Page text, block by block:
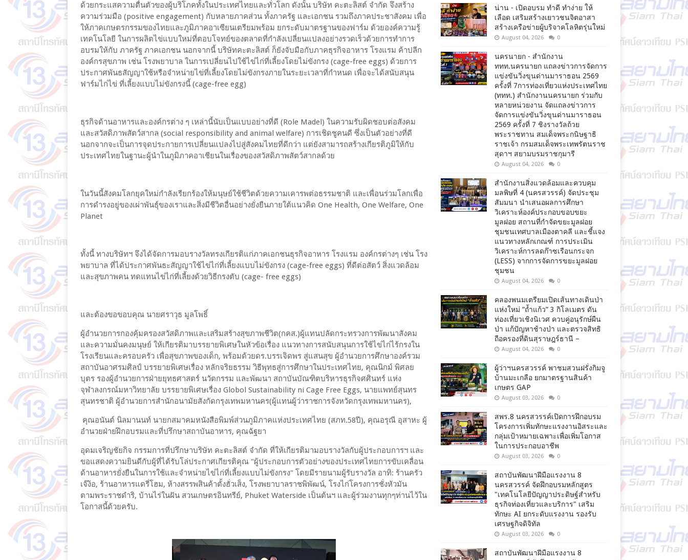
ด้วยกระแสความตื่นตัวของผู้บริโภคทั้งในประเทศไทยและทั่วโลก ดังนั้น บริษัท คะตะลิสต์ จำกัด จึงสร้าง
ความร่วมมือ (positive engagement) กับหลายภาคส่วน ทั้งภาครัฐ และเอกชน รวมถึงภาคประชาสังคม เพื่อ
ให้ภาคเกษตรกรรมของไทยและภูมิภาคอาเซียนเตรียมพร้อม ยกระดับมาตรฐานของฟาร์ม ด้วยองค์ความรู้
เทคโนโลยี ในการผลิตไข่แบบใหม่ที่ตอบโจทย์ของตลาดที่กำลังเปลี่ยนแปลงอย่างรวดเร็วด้วยการทำการ
อบรมให้กับ ภาครัฐ ภาคเอกชน นอกจากนี้ บริษัทคะตะลิสต์ ก็ยังจับมือกับภาคธุรกิจอาหาร โรงแรม ค้าปลีก
องค์กรสุขภาพ เช่น โรงพยาบาล ในการเปลี่ยนไปใช้ไข่ไก่ที่เลี้ยงโดยไม่ขังกรง (cage-free eggs) ด้วยการ
ประกาศพันธสัญญาใช้หรือจำหน่ายไข่ที่เลี้ยงโดยไม่ขังกรงภายในระยะเวลาที่กำหนด เพื่อจะได้สนับสนุน
ฟาร์มไก่ไข่ ที่เลี้ยงแบบไม่ขังกรงนี้ (cage-free egg)
ธุรกิจด้านอาหารและองค์กรต่าง ๆ เหล่านี้นับเป็นแบบอย่างที่ดี (Role Madel) ในความรับผิดชอบต่อสังคม
และสวัสดิภาพสัตว์สากล (social responsibility and animal welfare) การเชิดชูคนดี ซึ่งเป็นตัวอย่างที่ดี
นอกจากจะเป็นการจุดประกายการเปลี่ยนแปลงไปสู่สังคมไทยที่ดีกว่า แต่ยังสามารถสร้างเกียรติภูมิให้กับ
ประเทศไทยในฐานะผู้นำในภูมิภาคอาเชียนในเรื่องของสวัสดิภาพสัตว์สากลด้วย
ในวันนี้สังคมโลกยุคใหม่กำลังเรียกร้องให้มนุษย์ใช้ชีวิตด้วยความเคารพต่อธรรมชาติ และเพื่อนร่วมโลกเพื่อ
การดำรงอยู่ของเผ่าพันธุ์ของเราและสิ่งมีชีวิตอื่นอย่างยั่งยืนภายใต้แนวคิด One Health, One Welfare, One
Planet
ทั้งนี้ ทางบริษัทฯ จึงได้จัดการมอบรางวัลทรงเกียรติแก่ภาคเอกชนธุรกิจอาหาร โรงแรม องค์กรต่างๆ เช่น โรง
พยาบาล ที่ได้ประกาศพันธะสัญญาใช้ไข่ไก่ที่เลี้ยงแบบไม่ขังกรง (cage-free eggs) ที่ดีต่อสัตว์ สิ่งแวดล้อม
และสุขภาพคน ทดแทนไข่ไก่ที่เลี้ยงด้วยวิธีกรงตับ (cage- free eggs)
และต้องขอขอบคุณ นายศราวุธ มูลโพธิ์
ผู้อำนวยการกองคุ้มครองสวัสดิภาพและเสริมสร้างสุขภาพชีวิต(กคส.)ผู้แทนปลัดกระทรวงการพัฒนาสังคม
และความมั่นคงมนุษย์ ให้เกียรติมาบรรยายพิเศษในหัวข้อเรื่อง แนวทางการสนับสนุนการใช้ไข่ไก่ไร้กรงใน
โรงเรียนและครอบครัว เพื่อสุขภาพของเด็ก, พร้อมด้วยดร.บรรเจิดพร สู่แสนสุข ผู้อำนวยการศึกษาองค์รวม
สถาบันอาศรมศิลป์ บรรยายพิเศษเรื่อง หลักจริยธรรม วิธีพุทธสู่การศึกษาในประเทศไทย, คุณนิกม์ พิศลย
บุตร รองผู้อำนวยการฝ่ายยุทธศาสตร์ นวัตกรรม และพัฒนา สถาบันบัณฑิตบริหารธุรกิจศศินทร์ แห่ง
จุฬาลงกรณ์มหาวิทยาลัย บรรยายพิเศษเรื่อง Globol Sustainability ni Cage Free Eggs, นายแพทย์สุนทร
สุนทรชาติ ผู้อำนวยการสำนักอนามัยสังกัดกรุงเทพมหานคร(ผู้แทนผู้ว่าราชการจังหวัดกรุงเทพมหานคร),
คุณอนันต์ นิลมานนท์ นายกสมาคมหนังสือพิมพ์ส่วนภูมิภาคแห่งประเทศไทย (สภท.58ปี), คุณอรุณี อุสาหะ ผู้
อำนวยฝ่ายฝึกอบรมและที่ปรึกษาสถาบันอาหาร, คุณฉัฐยา
อุดมเจริญชัยกิจ กรรมการที่ปรึกษาบริษัท คะตะลิสต์ จำกัด ที่ให้เกียรติมามอบรางวัลกับผู้ประกอบการฯ และ
ขอแสดงความยินดีกับผู้ที่ได้รับโล่ประกาศเกียรติคุณ "ผู้ประกอบการตัวอย่างของประเทศไทยการขับเคลื่อน
ด้านอาหารยั่งยืนในการใช้และจำหน่ายไข่ไก่ที่เลี้ยงแบบไม่ขังกรง" โดยมีรายนามผู้รับรางวัล อาทิ: ร้านครัว
เจ๊ง้อ, ร้านอาหารแดรี่โฮม, ห้างสรรพสินค้าตั้งฮั่วเส็ง, โรงพยาบาลราชพิพัฒน์, โรงไก่โครงการชั่งหัวมัน
ตามพระราชดำริ, บ้านไร่ในฝัน สวนเกษตรอินทรีย์, Phuket Waterside เป็นต้นฯ และผู้ร่วมงานทุกๆท่านไว้ใน
โอกาสนี้ด้วยครับ.
น่าน - เปิดอบรม ทำดี ทำง่าย ให้
เลือด เสริมสร้างเยาวชนจิตอาสา
สร้างเครือข่ายผู้บริจาคโลหิตรุ่นใหม่
August 04, 2026 0
นครนายก - สำนักงาน
ททท.นครนายก แถลงข่าวการจัดการ
แข่งขันวิ่งขุนด่านมาราธอน 2569
ครั้งที่ 7การท่องเที่ยวแห่งประเทศไทย
(ททท.) สำนักงานนครนายก ร่วมกับ
หลายหน่วยงาน จัดแถลงข่าวการ
จัดการแข่งขันวิ่งขุนด่านมาราธอน
2569 ครั้งที่ 7 ชิงรางวัลถ้วย
พระราชทาน สมเด็จพระกนิษฐาธิ
ราชเจ้า กรมสมเด็จพระเทพรัตนราช
สุดาฯ สยามบรมราชกุมารี
August 04, 2026 0
สำนักงานสิ่งแวดล้อมและควบคุม
มลพิษที่ 4 (นครสวรรค์) จัดประชุม
สัมมนา นำเสนอผลการศึกษา
วิเคราะห์องค์ประกอบขอบขยะ
มูลฝอย สถานที่กำจัดขยะมูลฝอย
ชุมชนเทศบาลเมืองตาคลี และชี้แจง
แนวทางหลักเกณฑ์ การประเมิน
วิเคราะห์การลดก๊าซเรือนกระจก
(LESS) จากการจัดการขยะมูลฝอย
ชุมชน
August 04, 2026 0
คลองพนมเตรียมเปิดเส้นทางเดินป่า
แห่งใหม่ “ถ้ำแก้ว” 3 กิโลเมตร ดัน
ท่องเที่ยวเชิงนิเวศ ควบคู่อนุรักษ์ผืน
ป่า แก้ปัญหาช้างป่า และตรวจสิทธิ
ถือครองที่ดินสุราษฎร์ธานี –
August 04, 2026 0
ผู้ว่าฯนครสวรรค์ พาชมสวนฝรั่งกิมจู
บ้านมะเกลือ ยกมาตรฐานสินค้า
เกษตร GAP
August 03, 2026 0
สพร.8 นครสวรรค์เปิดการฝึกอบรม
โครงการเพิ่มทักษะแรงงานอิสระและ
กลุ่มเป้าหมายเฉพาะเพื่อเพิ่มโอกาส
ในการประกอบอาชีพ
August 03, 2026 0
สถาบันพัฒนาฝีมือแรงงาน 8
นครสวรรค์ จัดฝึกอบรมหลักสูตร
"เทคโนโลยีปัญญาประดิษฐ์สำหรับ
ธุรกิจท่องเที่ยวและบริการ" เสริม
ทักษะ AI ยกระดับแรงงาน รองรับ
เศรษฐกิจดิจิทัล
August 03, 2026 0
สถาบันพัฒนาฝีมือแรงงาน 8